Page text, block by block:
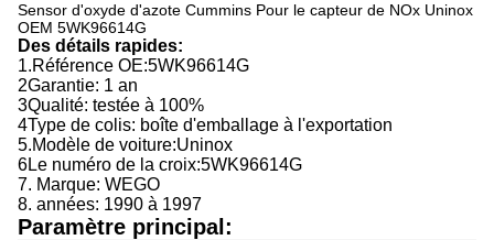
Sensor d'oxyde d'azote Cummins Pour le capteur de NOx Uninox
OEM 5WK96614G
Des détails rapides:
1.Référence OE:5WK96614G
2Garantie: 1 an
3Qualité: testée à 100%
4Type de colis: boîte d'emballage à l'exportation
5.Modèle de voiture:Uninox
6Le numéro de la croix:5WK96614G
7. Marque: WEGO
8. années: 1990 à 1997
Paramètre principal: